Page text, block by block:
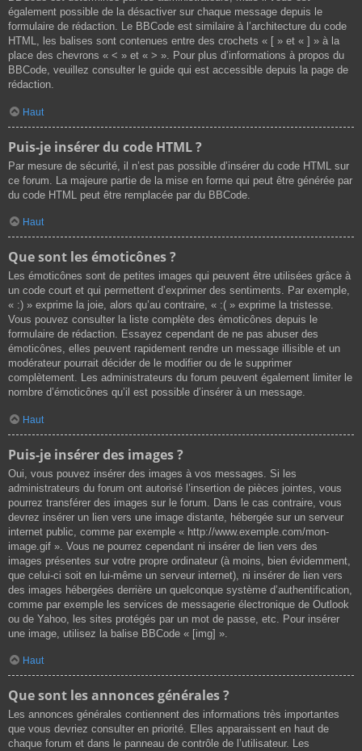
également possible de la désactiver sur chaque message depuis le
formulaire de rédaction. Le BBCode est similaire à l’architecture du code
HTML, les balises sont contenues entre des crochets « [ » et « ] » à la
place des chevrons « < » et « > ». Pour plus d’informations à propos du
BBCode, veuillez consulter le guide qui est accessible depuis la page de
rédaction.
Haut
Puis-je insérer du code HTML ?
Par mesure de sécurité, il n’est pas possible d’insérer du code HTML sur
ce forum. La majeure partie de la mise en forme qui peut être générée par
du code HTML peut être remplacée par du BBCode.
Haut
Que sont les émoticônes ?
Les émoticônes sont de petites images qui peuvent être utilisées grâce à
un code court et qui permettent d’exprimer des sentiments. Par exemple,
« :) » exprime la joie, alors qu’au contraire, « :( » exprime la tristesse.
Vous pouvez consulter la liste complète des émoticônes depuis le
formulaire de rédaction. Essayez cependant de ne pas abuser des
émoticônes, elles peuvent rapidement rendre un message illisible et un
modérateur pourrait décider de le modifier ou de le supprimer
complètement. Les administrateurs du forum peuvent également limiter le
nombre d’émoticônes qu’il est possible d’insérer à un message.
Haut
Puis-je insérer des images ?
Oui, vous pouvez insérer des images à vos messages. Si les
administrateurs du forum ont autorisé l’insertion de pièces jointes, vous
pourrez transférer des images sur le forum. Dans le cas contraire, vous
devrez insérer un lien vers une image distante, hébergée sur un serveur
internet public, comme par exemple « http://www.exemple.com/mon-
image.gif ». Vous ne pourrez cependant ni insérer de lien vers des
images présentes sur votre propre ordinateur (à moins, bien évidemment,
que celui-ci soit en lui-même un serveur internet), ni insérer de lien vers
des images hébergées derrière un quelconque système d’authentification,
comme par exemple les services de messagerie électronique de Outlook
ou de Yahoo, les sites protégés par un mot de passe, etc. Pour insérer
une image, utilisez la balise BBCode « [img] ».
Haut
Que sont les annonces générales ?
Les annonces générales contiennent des informations très importantes
que vous devriez consulter en priorité. Elles apparaissent en haut de
chaque forum et dans le panneau de contrôle de l’utilisateur. Les